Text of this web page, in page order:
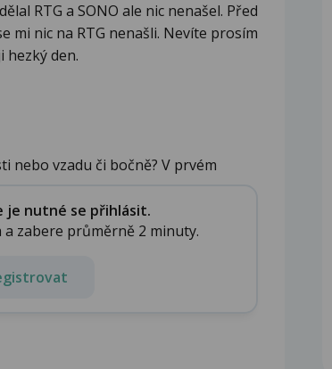
RTG a SONO ale nic nenašel. Před
mi nic na RTG nenašli. Nevíte prosím
hezký den.
nebo vzadu či bočně? V prvém
je nutné se přihlásit.
zabere průměrně 2 minuty.